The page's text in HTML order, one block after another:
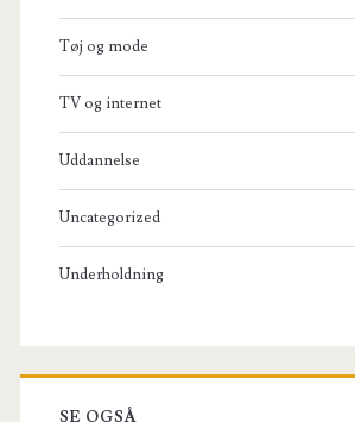
Tøj og mode
TV og internet
Uddannelse
Uncategorized
Underholdning
SE OGSÅ